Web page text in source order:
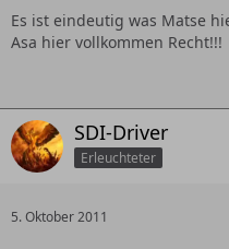
Es ist eindeutig was Matse
Asa hier vollkommen Recht!!!
SDI-Driver
Erleuchteter
5. Oktober 2011